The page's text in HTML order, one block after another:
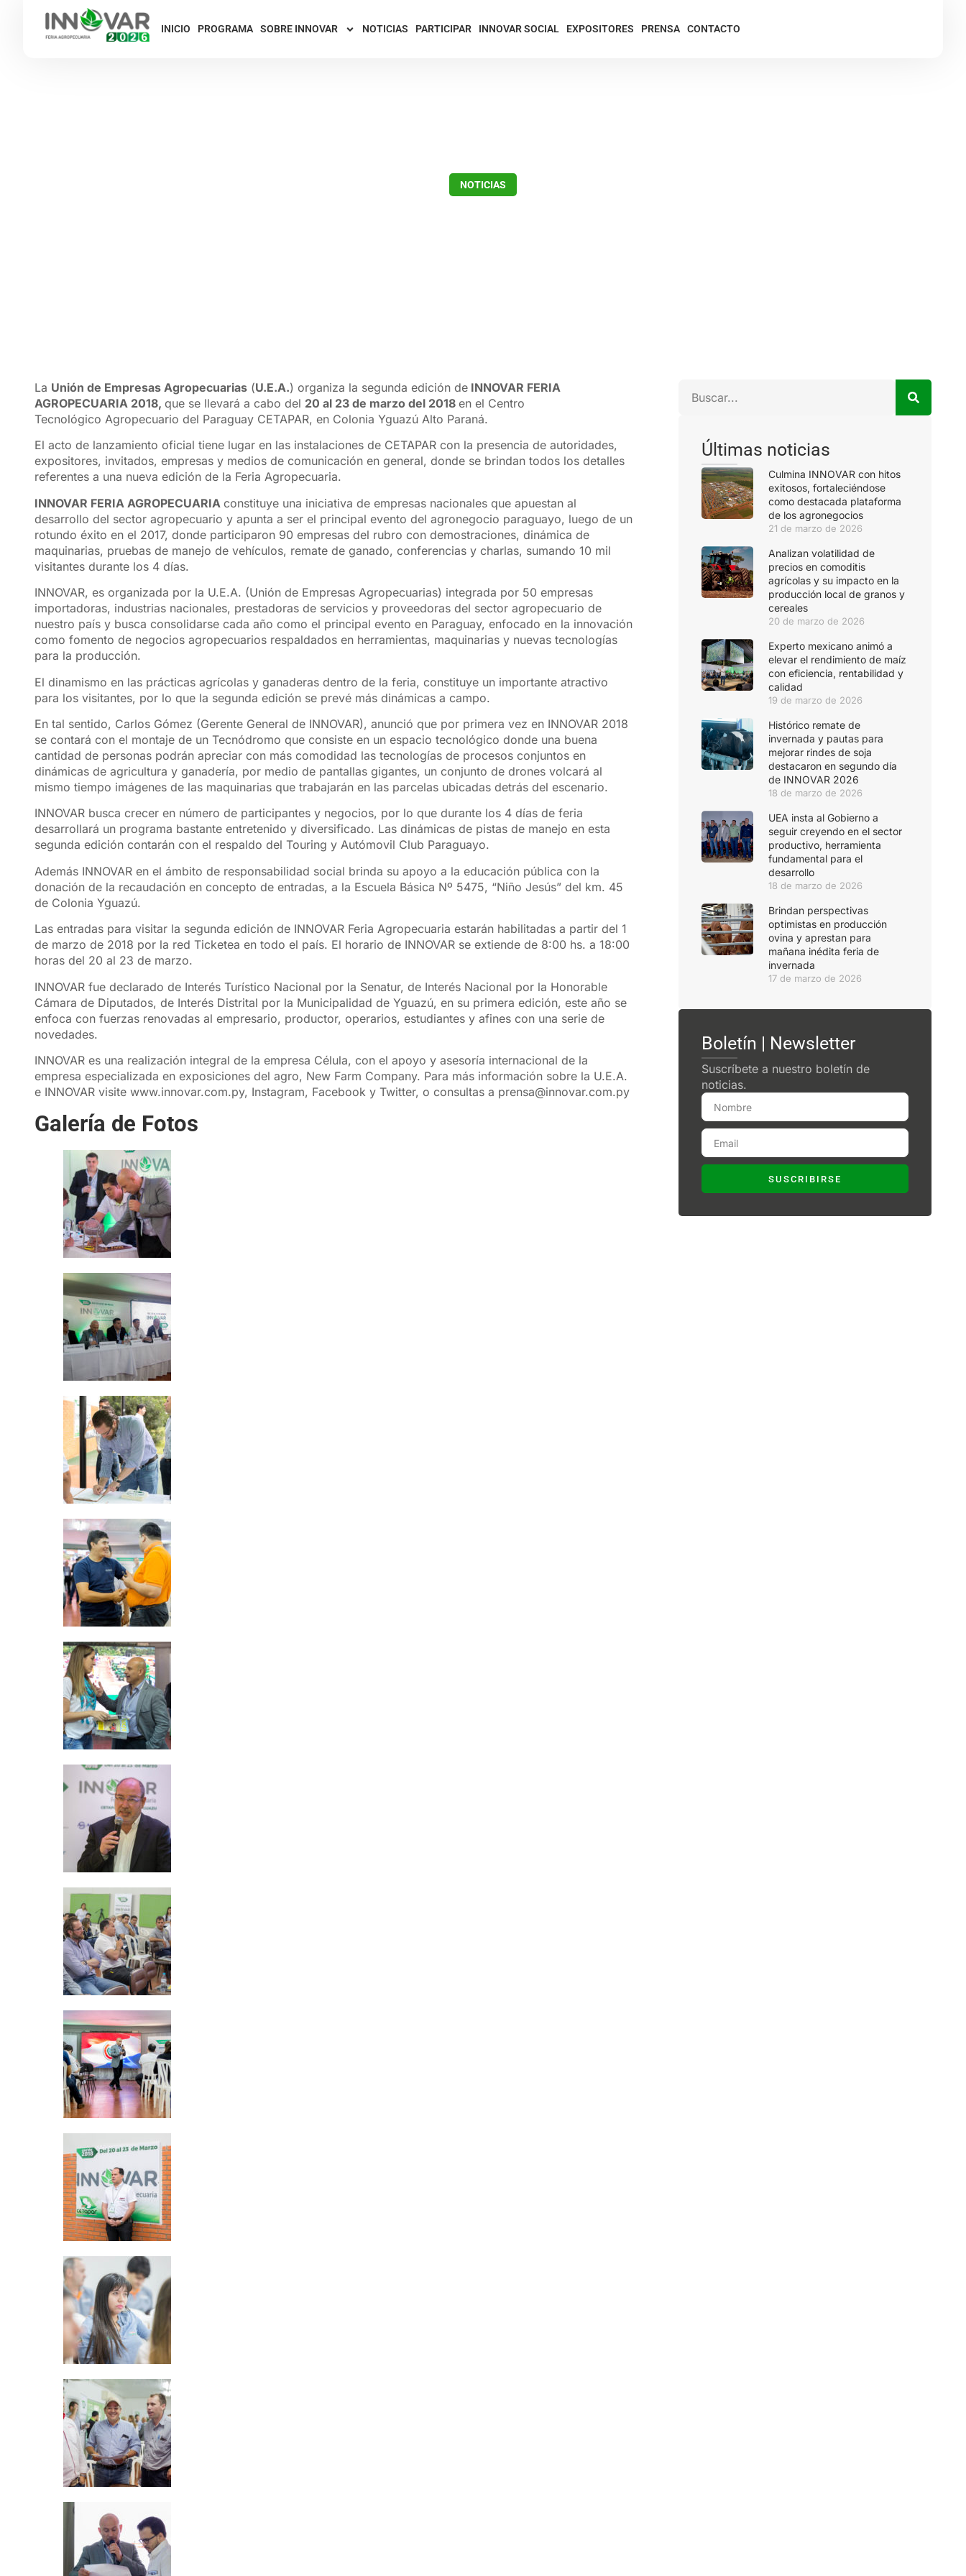
INICIO PROGRAMA SOBRE INNOVAR NOTICIAS PARTICIPAR INNOVAR SOCIAL EXPOSITORES PRENSA CONTACTO
NOTICIAS
La Unión de Empresas Agropecuarias (U.E.A.) organiza la segunda edición de INNOVAR FERIA
AGROPECUARIA 2018, que se llevará a cabo del 20 al 23 de marzo del 2018 en el Centro
Tecnológico Agropecuario del Paraguay CETAPAR, en Colonia Yguazú Alto Paraná.
El acto de lanzamiento oficial tiene lugar en las instalaciones de CETAPAR con la presencia de autoridades,
expositores, invitados, empresas y medios de comunicación en general, donde se brindan todos los detalles
referentes a una nueva edición de la Feria Agropecuaria.
INNOVAR FERIA AGROPECUARIA constituye una iniciativa de empresas nacionales que apuestan al
desarrollo del sector agropecuario y apunta a ser el principal evento del agronegocio paraguayo, luego de un
rotundo éxito en el 2017, donde participaron 90 empresas del rubro con demostraciones, dinámica de
maquinarias, pruebas de manejo de vehículos, remate de ganado, conferencias y charlas, sumando 10 mil
visitantes durante los 4 días.
INNOVAR, es organizada por la U.E.A. (Unión de Empresas Agropecuarias) integrada por 50 empresas
importadoras, industrias nacionales, prestadoras de servicios y proveedoras del sector agropecuario de
nuestro país y busca consolidarse cada año como el principal evento en Paraguay, enfocado en la innovación
como fomento de negocios agropecuarios respaldados en herramientas, maquinarias y nuevas tecnologías
para la producción.
El dinamismo en las prácticas agrícolas y ganaderas dentro de la feria, constituye un importante atractivo
para los visitantes, por lo que la segunda edición se prevé más dinámicas a campo.
En tal sentido, Carlos Gómez (Gerente General de INNOVAR), anunció que por primera vez en INNOVAR 2018
se contará con el montaje de un Tecnódromo que consiste en un espacio tecnológico donde una buena
cantidad de personas podrán apreciar con más comodidad las tecnologías de procesos conjuntos en
dinámicas de agricultura y ganadería, por medio de pantallas gigantes, un conjunto de drones volcará al
mismo tiempo imágenes de las maquinarias que trabajarán en las parcelas ubicadas detrás del escenario.
INNOVAR busca crecer en número de participantes y negocios, por lo que durante los 4 días de feria
desarrollará un programa bastante entretenido y diversificado. Las dinámicas de pistas de manejo en esta
segunda edición contarán con el respaldo del Touring y Autómovil Club Paraguayo.
Además INNOVAR en el ámbito de responsabilidad social brinda su apoyo a la educación pública con la
donación de la recaudación en concepto de entradas, a la Escuela Básica Nº 5475, “Niño Jesús” del km. 45
de Colonia Yguazú.
Las entradas para visitar la segunda edición de INNOVAR Feria Agropecuaria estarán habilitadas a partir del 1
de marzo de 2018 por la red Ticketea en todo el país. El horario de INNOVAR se extiende de 8:00 hs. a 18:00
horas del 20 al 23 de marzo.
INNOVAR fue declarado de Interés Turístico Nacional por la Senatur, de Interés Nacional por la Honorable
Cámara de Diputados, de Interés Distrital por la Municipalidad de Yguazú, en su primera edición, este año se
enfoca con fuerzas renovadas al empresario, productor, operarios, estudiantes y afines con una serie de
novedades.
INNOVAR es una realización integral de la empresa Célula, con el apoyo y asesoría internacional de la
empresa especializada en exposiciones del agro, New Farm Company. Para más información sobre la U.E.A.
e INNOVAR visite www.innovar.com.py, Instagram, Facebook y Twitter, o consultas a prensa@innovar.com.py
Galería de Fotos
Últimas noticias
Culmina INNOVAR con hitos
exitosos, fortaleciéndose
como destacada plataforma
de los agronegocios
21 de marzo de 2026
Analizan volatilidad de
precios en comoditis
agrícolas y su impacto en la
producción local de granos y
cereales
20 de marzo de 2026
Experto mexicano animó a
elevar el rendimiento de maíz
con eficiencia, rentabilidad y
calidad
19 de marzo de 2026
Histórico remate de
invernada y pautas para
mejorar rindes de soja
destacaron en segundo día
de INNOVAR 2026
18 de marzo de 2026
UEA insta al Gobierno a
seguir creyendo en el sector
productivo, herramienta
fundamental para el
desarrollo
18 de marzo de 2026
Brindan perspectivas
optimistas en producción
ovina y aprestan para
mañana inédita feria de
invernada
17 de marzo de 2026
Boletín | Newsletter
Suscríbete a nuestro boletín de
noticias.
SUSCRIBIRSE